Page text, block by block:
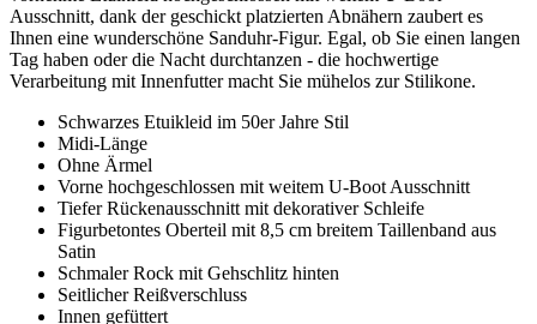
Ausschnitt, dank der geschickt platzierten Abnähern zaubert es
Ihnen eine wunderschöne Sanduhr-Figur. Egal, ob Sie einen langen
Tag haben oder die Nacht durchtanzen - die hochwertige
Verarbeitung mit Innenfutter macht Sie mühelos zur Stilikone.
Schwarzes Etuikleid im 50er Jahre Stil
Midi-Länge
Ohne Ärmel
Vorne hochgeschlossen mit weitem U-Boot Ausschnitt
Tiefer Rückenausschnitt mit dekorativer Schleife
Figurbetontes Oberteil mit 8,5 cm breitem Taillenband aus
Satin
Schmaler Rock mit Gehschlitz hinten
Seitlicher Reißverschluss
Innen gefüttert